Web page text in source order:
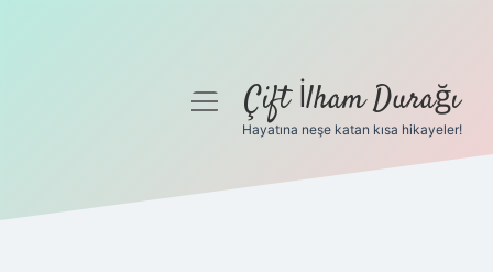
Gizlilik Politikası
menüyüÇift İlham Durağı
Hayatına neşe katan kısa hikayeler!